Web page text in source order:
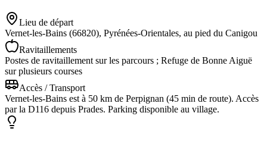
Lieu de départ
Vernet-les-Bains (66820), Pyrénées-Orientales, au pied du Canigou
Ravitaillements
Postes de ravitaillement sur les parcours ; Refuge de Bonne Aiguë
sur plusieurs courses
Accès / Transport
Vernet-les-Bains est à 50 km de Perpignan (45 min de route). Accès
par la D116 depuis Prades. Parking disponible au village.